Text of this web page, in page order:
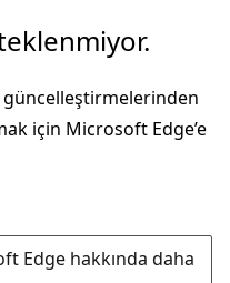
için Microsoft Edge’e
Edge hakkında daha